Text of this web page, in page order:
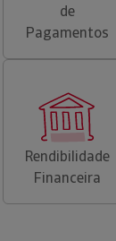
de
Pagamentos
Rendibilidade
Financeira